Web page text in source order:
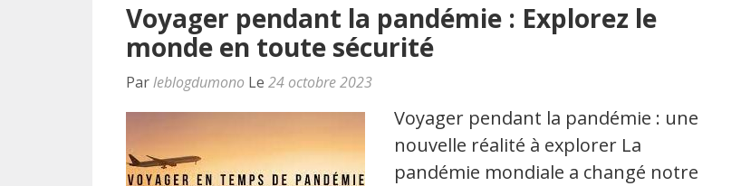
Voyager pendant la pandémie : Explorez le
monde en toute sécurité
Parleblogdumono Le 24 octobre 2023
Voyager pendant la pandémie : une
nouvelle réalité à explorer La
pandémie mondiale a changé notre